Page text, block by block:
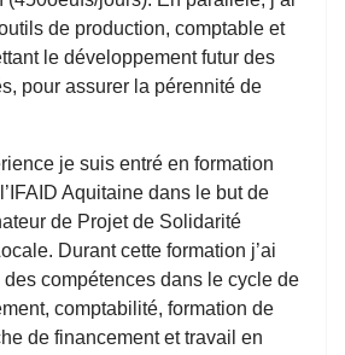
de production, comptable et
le développement futur des
pour assurer la pérennité de
je suis entré en formation
Aquitaine dans le but de
de Projet de Solidarité
Durant cette formation j’ai
compétences dans le cycle de
comptabilité, formation de
de financement et travail en